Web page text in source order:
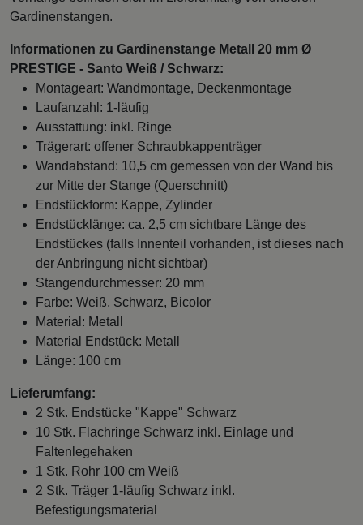
Gardinenstangen.
Informationen zu Gardinenstange Metall 20 mm Ø
PRESTIGE - Santo Weiß / Schwarz:
Montageart: Wandmontage, Deckenmontage
Laufanzahl: 1-läufig
Ausstattung: inkl. Ringe
Trägerart: offener Schraubkappenträger
Wandabstand: 10,5 cm gemessen von der Wand bis
zur Mitte der Stange (Querschnitt)
Endstückform: Kappe, Zylinder
Endstücklänge: ca. 2,5 cm sichtbare Länge des
Endstückes (falls Innenteil vorhanden, ist dieses nach
der Anbringung nicht sichtbar)
Stangendurchmesser: 20 mm
Farbe: Weiß, Schwarz, Bicolor
Material: Metall
Material Endstück: Metall
Länge: 100 cm
Lieferumfang:
2 Stk. Endstücke "Kappe" Schwarz
10 Stk. Flachringe Schwarz inkl. Einlage und
Faltenlegehaken
1 Stk. Rohr 100 cm Weiß
2 Stk. Träger 1-läufig Schwarz inkl.
Befestigungsmaterial